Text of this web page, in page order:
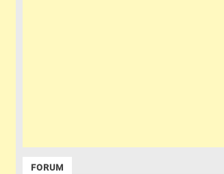
FORUM